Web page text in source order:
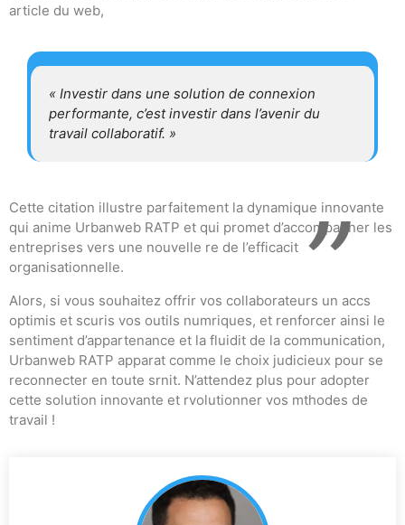
article du web,
« Investir dans une solution de connexion
performante, c’est investir dans l’avenir du
travail collaboratif. »
Cette citation illustre parfaitement la dynamique innovante
qui anime Urbanweb RATP et qui promet d’accompagner les
entreprises vers une nouvelle re de l’efficacit
organisationnelle.
Alors, si vous souhaitez offrir vos collaborateurs un accs
optimis et scuris vos outils numriques, et renforcer ainsi le
sentiment d’appartenance et la fluidit de la communication,
Urbanweb RATP apparat comme le choix judicieux pour se
reconnecter en toute srnit. N’attendez plus pour adopter
cette solution innovante et rvolutionner vos mthodes de
travail !